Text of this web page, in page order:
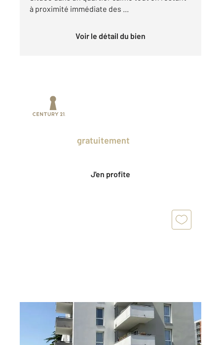
à proximité immédiate des ...
Voir le détail du bien
gratuitement
J'en profite
ST OUEN L AUMONE 95
57,35 m2 , 3 pièces
Ref : 677428